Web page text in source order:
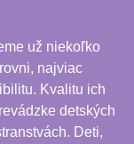
už niekoľko
najviac
Kvalitu ich
detských
Deti,